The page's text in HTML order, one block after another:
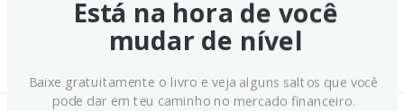
Está na hora de você
mudar de nível
Baixe gratuitamente o livro e veja alguns saltos que você
pode dar em teu caminho no mercado financeiro.